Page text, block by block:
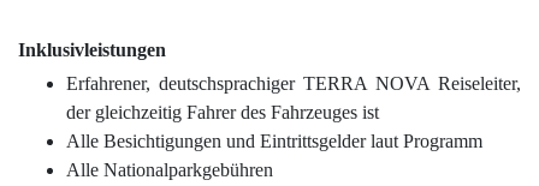
Inklusivleistungen
Erfahrener, deutschsprachiger TERRA NOVA Reiseleiter,
der gleichzeitig Fahrer des Fahrzeuges ist
Alle Besichtigungen und Eintrittsgelder laut Programm
Alle Nationalparkgebühren